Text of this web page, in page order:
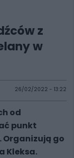
z
w
26/02/2022 - 13:22
od
punkt
Organizują go
Kleksa.